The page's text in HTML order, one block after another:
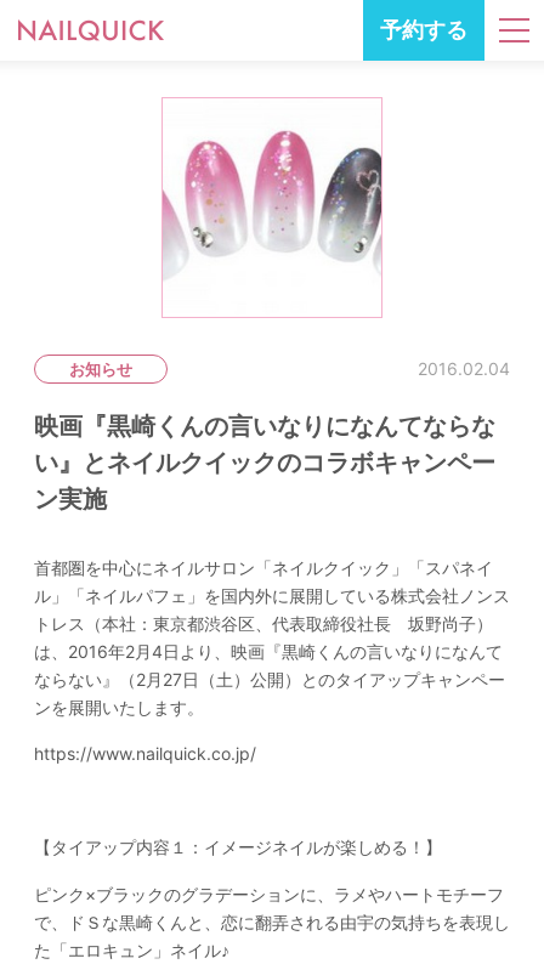
予約する
お知らせ 2016.02.04
映画『黒崎くんの言いなりになんてならな
い』とネイルクイックのコラボキャンペー
ン実施
首都圏を中心にネイルサロン「ネイルクイック」「スパネイ
ル」「ネイルパフェ」を国内外に展開している株式会社ノンス
トレス（本社：東京都渋谷区、代表取締役社長 坂野尚子）
は、2016年2月4日より、映画『黒崎くんの言いなりになんて
ならない』（2月27日（土）公開）とのタイアップキャンペー
ンを展開いたします。
https://www.nailquick.co.jp/
【タイアップ内容１：イメージネイルが楽しめる！】
ピンク×ブラックのグラデーションに、ラメやハートモチーフ
で、ドＳな黒崎くんと、恋に翻弄される由宇の気持ちを表現し
た「エロキュン」ネイル♪